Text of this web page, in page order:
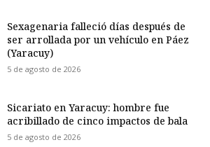
Sexagenaria falleció días después de
ser arrollada por un vehículo en Páez
(Yaracuy)
5 de agosto de 2026
Sicariato en Yaracuy: hombre fue
acribillado de cinco impactos de bala
5 de agosto de 2026